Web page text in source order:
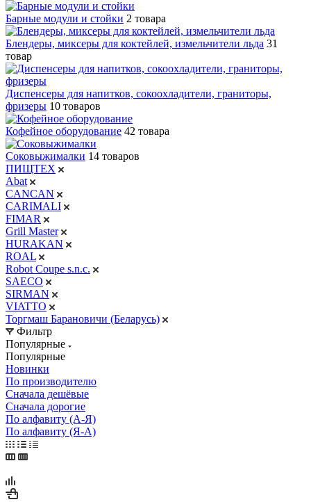
Барные модули и стойки 2 товара
Блендеры, миксеры для коктейлей, измельчители льда 31
товар
Диспенсеры для напитков, сокоохладители, граниторы,
фризеры 10 товаров
Кофейное оборудование 42 товара
Соковыжималки 14 товаров
ПИЩТЕХ
Abat
CANCAN
CARIMALI
FIMAR
Grill Master
HURAKAN
ROAL
Robot Coupe s.n.c.
SAECO
SIRMAN
VIATTO
Торгмаш Барановичи (Беларусь)
Фильтр
Популярные
Популярные
Новинки
По производителю
Сначала дешёвые
Сначала дорогие
По алфавиту (А-Я)
По алфавиту (Я-А)